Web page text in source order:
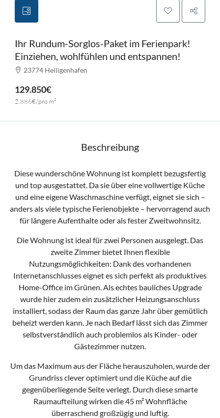
Ihr Rundum-Sorglos-Paket im Ferienpark!
Einziehen, wohlfühlen und entspannen!
23774 Heiligenhafen
129.850€
2.886€/pro m²
Beschreibung
Diese wunderschöne Wohnung ist komplett bezugsfertig
und top ausgestattet. Da sie über eine vollwertige Küche
und eine eigene Waschmaschine verfügt, eignet sie sich –
anders als viele typische Ferienobjekte – hervorragend auch
für längere Aufenthalte oder als fester Zweitwohnsitz.
Die Wohnung ist ideal für zwei Personen ausgelegt. Das
zweite Zimmer bietet Ihnen flexible
Nutzungsmöglichkeiten: Dank des vorhandenen
Internetanschlusses eignet es sich perfekt als produktives
Home-Office im Grünen. Als echtes bauliches Upgrade
wurde hier zudem ein zusätzlicher Heizungsanschluss
installiert, sodass der Raum das ganze Jahr über gemütlich
beheizt werden kann. Je nach Bedarf lässt sich das Zimmer
selbstverständlich auch problemlos als Kinder- oder
Gästezimmer nutzen.
Um das Maximum aus der Fläche herauszuholen, wurde der
Grundriss clever optimiert und die Küche auf die
gegenüberliegende Seite verlegt. Durch diese smarte
Raumaufteilung wirken die 45 m² Wohnfläche
überraschend großzügig und luftig.